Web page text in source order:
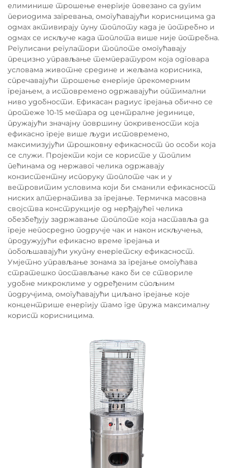
елиминише трошење енергије повезано са дугим
периодима загревања, омогућавајући корисницима да
одмах активирају пуну топлоту када је потребно и
одмах се искључе када топлота више није потребна.
Регулисани регулатори топлоте омогућавају
прецизно управљање температуром која одговара
условама животне средине и жељама корисника,
спречавајући трошење енергије прекомерним
грејањем, а истовремено одржавајући оптимални
ниво удобности. Ефикасан радиус грејања обично се
протеже 10-15 метара од централне јединице,
пружајући значајну површину покривености која
ефикасно греје више људи истовремено,
максимизујући трошковну ефикасност по особи која
се служи. Пројекти који се користе у топлим
пећинама од нержавог челика одржавају
конзистентну испоруку топлоте чак и у
ветровитим условима који би сманили ефикасност
ниских алтернатива за грејање. Термичка масовна
својства конструкције од нерђајућег челика
обезбеђују задржавање топлоте која наставља да
греје непосредно подручје чак и након искључења,
продужујући ефикасно време грејања и
побољшавајући укупну енергетску ефикасност.
Умјетно управљање зонама за грејање омогућава
стратешко постављање како би се створиле
удобне микроклиме у одређеним спољним
подручјима, омогућавајући циљано грејање које
концентрише енергију тамо где пружа максималну
корист корисницима.